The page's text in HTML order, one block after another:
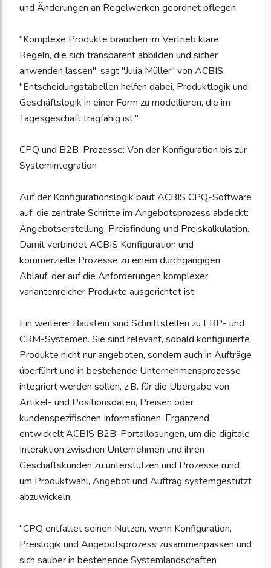
und Änderungen an Regelwerken geordnet pflegen.
"Komplexe Produkte brauchen im Vertrieb klare
Regeln, die sich transparent abbilden und sicher
anwenden lassen", sagt "Julia Müller" von ACBIS.
"Entscheidungstabellen helfen dabei, Produktlogik und
Geschäftslogik in einer Form zu modellieren, die im
Tagesgeschäft tragfähig ist."
CPQ und B2B-Prozesse: Von der Konfiguration bis zur
Systemintegration
Auf der Konfigurationslogik baut ACBIS CPQ-Software
auf, die zentrale Schritte im Angebotsprozess abdeckt:
Angebotserstellung, Preisfindung und Preiskalkulation.
Damit verbindet ACBIS Konfiguration und
kommerzielle Prozesse zu einem durchgängigen
Ablauf, der auf die Anforderungen komplexer,
variantenreicher Produkte ausgerichtet ist.
Ein weiterer Baustein sind Schnittstellen zu ERP- und
CRM-Systemen. Sie sind relevant, sobald konfigurierte
Produkte nicht nur angeboten, sondern auch in Aufträge
überführt und in bestehende Unternehmensprozesse
integriert werden sollen, z.B. für die Übergabe von
Artikel- und Positionsdaten, Preisen oder
kundenspezifischen Informationen. Ergänzend
entwickelt ACBIS B2B-Portallösungen, um die digitale
Interaktion zwischen Unternehmen und ihren
Geschäftskunden zu unterstützen und Prozesse rund
um Produktwahl, Angebot und Auftrag systemgestützt
abzuwickeln.
"CPQ entfaltet seinen Nutzen, wenn Konfiguration,
Preislogik und Angebotsprozess zusammenpassen und
sich sauber in bestehende Systemlandschaften